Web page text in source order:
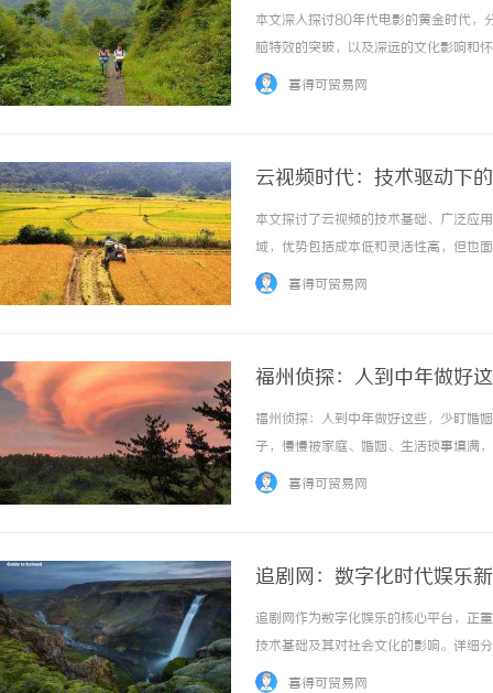
本文深入探讨80年代电影的黄金时代，
脑特效的突破，以及深远的文化影响和
并持续影响现代电影创作，彰显了其持
喜得可贸易网
云视频时代：技术驱动下
本文探讨了云视频的技术基础、广泛应
域，优势包括成本低和灵活性高，但也
字化转型。 ...……
喜得可贸易网
福州侦探：人到中年做好
福州侦探：人到中年做好这些，少盯婚
子，慢慢被家庭、婚姻、生活琐事填满
冷淡的表情，都能在心里掀起波澜，让
喜得可贸易网
追剧网：数字化时代娱乐
追剧网作为数字化娱乐的核心平台，正
技术基础及其对社会文化的影响。详细
护、用户隐私和信息茧房等关键挑战。
喜得可贸易网